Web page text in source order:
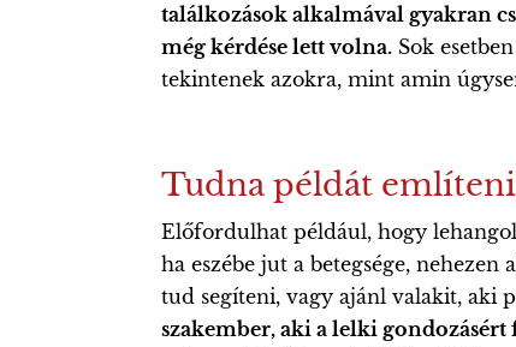
találkozások alkalmával gyakran
még kérdése lett volna. Sok
tekintenek azokra, mint amin
Tudna példát
Előfordulhat például, hogy
ha eszébe jut a betegsége,
tud segíteni, vagy ajánl valakit, aki
szakember, aki a lelki gondozásért